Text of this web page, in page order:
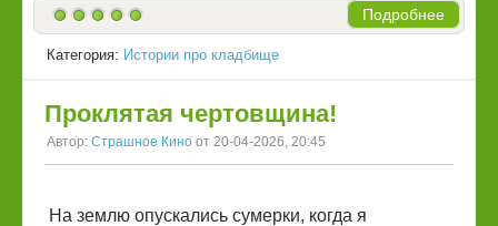
Подробнее
Категория: Истории про кладбище
Проклятая чертовщина!
Автор: Страшное Кино от 20-04-2026, 20:45
На землю опускались сумерки, когда я